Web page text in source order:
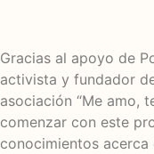
Gracias al apoyo de
activista y fundador
asociación “Me amo,
comenzar con este
conocimientos